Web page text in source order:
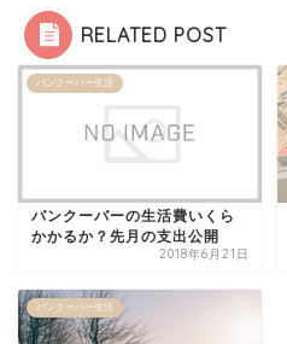
RELATED POST
バンクーバー生活
バンクーバーの生活費いくら
かかるか？先月の支出公開
2018年6月21日
バンクーバー生活